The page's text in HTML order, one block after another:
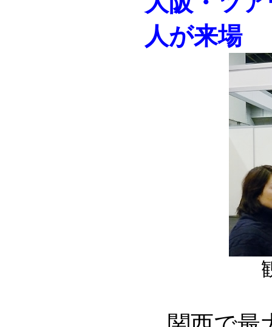
人が来場